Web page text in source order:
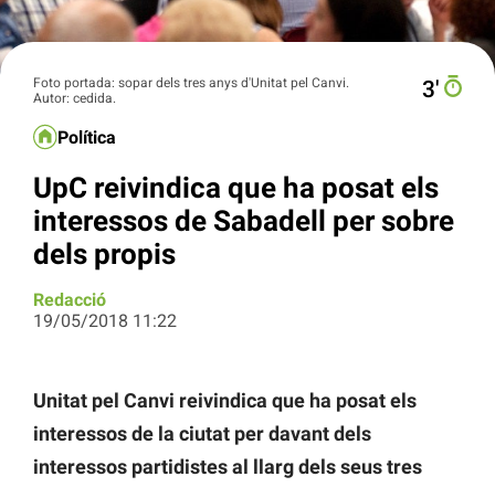
Foto portada: sopar dels tres anys d'Unitat pel Canvi.
Autor: cedida.
3′
Política
UpC reivindica que ha posat els
interessos de Sabadell per sobre
dels propis
Redacció
19/05/2018 11:22
Unitat pel Canvi reivindica que ha posat els
interessos de la ciutat per davant dels
interessos partidistes al llarg dels seus tres